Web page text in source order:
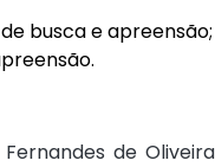
busca e apreensão;
de